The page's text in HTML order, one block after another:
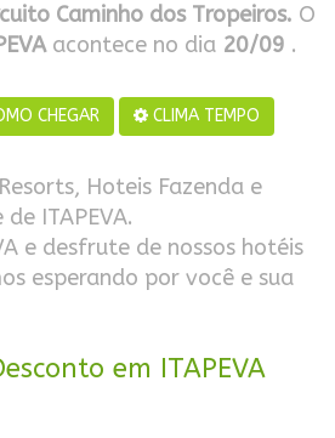
Caminho dos Tropeiros. O
acontece no dia 20/09 .
CHEGAR CLIMA TEMPO
Hoteis Fazenda e
ITAPEVA.
e desfrute de nossos hotéis
esperando por você e sua
em ITAPEVA